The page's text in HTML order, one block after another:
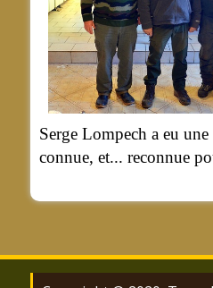
Serge Lompech a eu
connue, et... reconnue